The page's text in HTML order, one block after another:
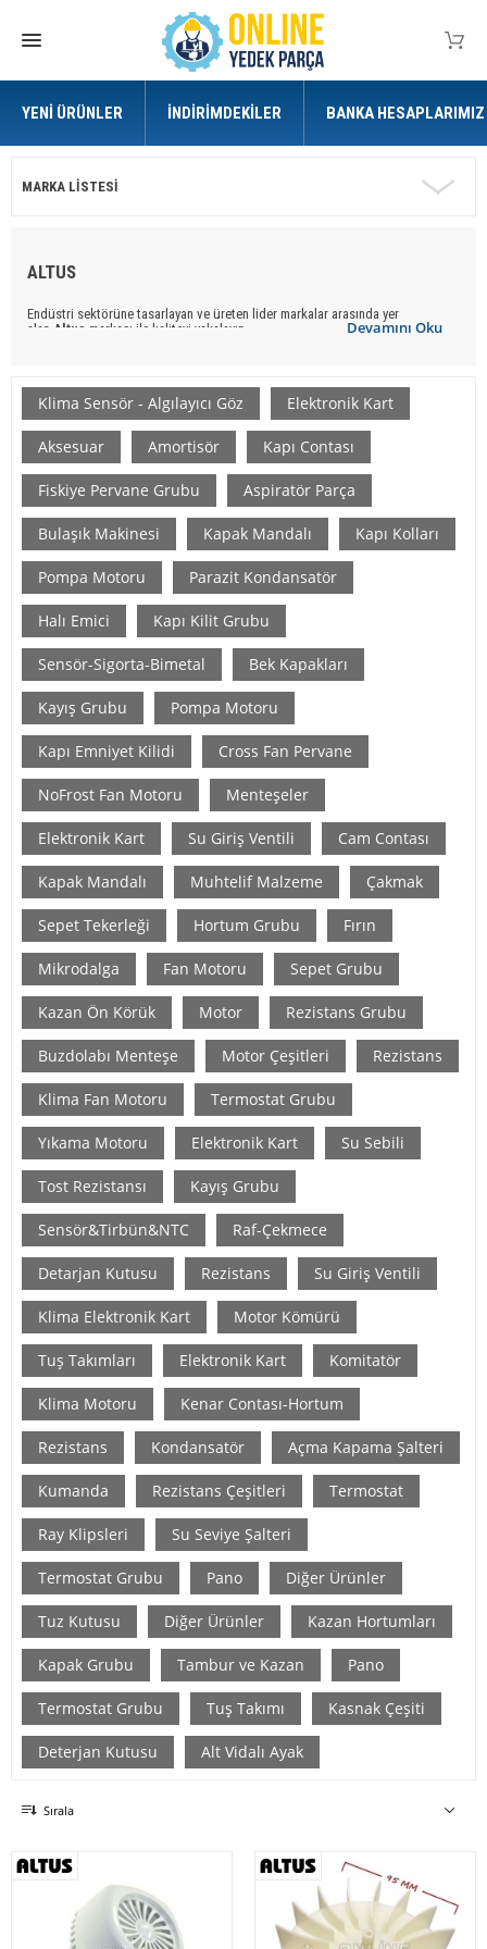
YENI ÜRÜNLER İNDIRIMDEKILER BANKA HESAPLARIMIZ
MARKA LISTESI
Devamını Oku
ALTUS
Endüstri sektörüne tasarlayan ve üreten lider markalar arasında yer
alan Altus markası ile kaliteyi yakalayın.
Klima Sensör - Algılayıcı Göz Elektronik Kart
Aksesuar Amortisör Kapı Contası
Fiskiye Pervane Grubu Aspiratör Parça
Bulaşık Makinesi Kapak Mandalı Kapı Kolları
Pompa Motoru Parazit Kondansatör
Halı Emici Kapı Kilit Grubu
Sensör-Sigorta-Bimetal Bek Kapakları
Kayış Grubu Pompa Motoru
Kapı Emniyet Kilidi Cross Fan Pervane
NoFrost Fan Motoru Menteşeler
Elektronik Kart Su Giriş Ventili Cam Contası
Kapak Mandalı Muhtelif Malzeme Çakmak
Sepet Tekerleği Hortum Grubu Fırın
Mikrodalga Fan Motoru Sepet Grubu
Kazan Ön Körük Motor Rezistans Grubu
Buzdolabı Menteşe Motor Çeşitleri Rezistans
Klima Fan Motoru Termostat Grubu
Yıkama Motoru Elektronik Kart Su Sebili
Tost Rezistansı Kayış Grubu
Sensör&Tirbün&NTC Raf-Çekmece
Detarjan Kutusu Rezistans Su Giriş Ventili
Klima Elektronik Kart Motor Kömürü
Tuş Takımları Elektronik Kart Komitatör
Klima Motoru Kenar Contası-Hortum
Rezistans Kondansatör Açma Kapama Şalteri
Kumanda Rezistans Çeşitleri Termostat
Ray Klipsleri Su Seviye Şalteri
Termostat Grubu Pano Diğer Ürünler
Tuz Kutusu Diğer Ürünler Kazan Hortumları
Kapak Grubu Tambur ve Kazan Pano
Termostat Grubu Tuş Takımı Kasnak Çeşiti
Deterjan Kutusu Alt Vidalı Ayak
Sırala